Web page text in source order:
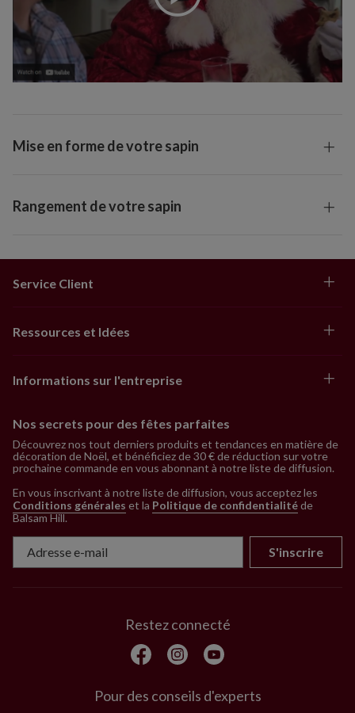
Mise en forme de votre sapin
Rangement de votre sapin
Service Client
Ressources et Idées
Informations sur l'entreprise
Nos secrets pour des fêtes parfaites
Découvrez nos tout derniers produits et tendances en matière de
décoration de Noël, et bénéficiez de 30 € de réduction sur votre
prochaine commande en vous abonnant à notre liste de diffusion.
En vous inscrivant à notre liste de diffusion, vous acceptez les
Conditions générales et la Politique de confidentialitéde
Balsam Hill.
S'inscrire
Restez connecté
Pour des conseils d'experts